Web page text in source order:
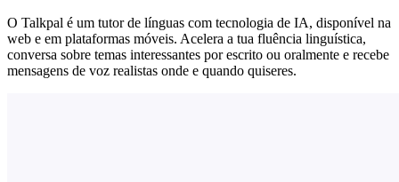
O Talkpal é um tutor de línguas com tecnologia de IA, disponível na
web e em plataformas móveis. Acelera a tua fluência linguística,
conversa sobre temas interessantes por escrito ou oralmente e recebe
mensagens de voz realistas onde e quando quiseres.